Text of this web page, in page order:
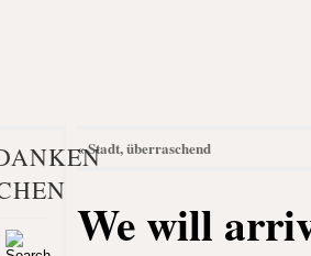
«Stadt, überraschend
We will